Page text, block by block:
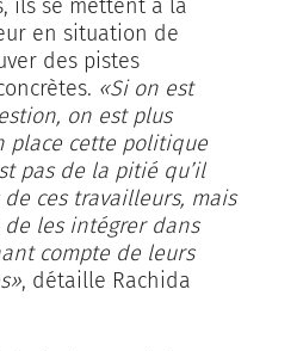
ils se mettent à la
en situation de
des pistes
«Si on est
on est plus
place cette politique
pas de la pitié qu’il
ces travailleurs, mais
les intégrer dans
compte de leurs
, détaille Rachida